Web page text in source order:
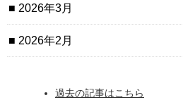
2026年3月
2026年2月
過去の記事はこちら